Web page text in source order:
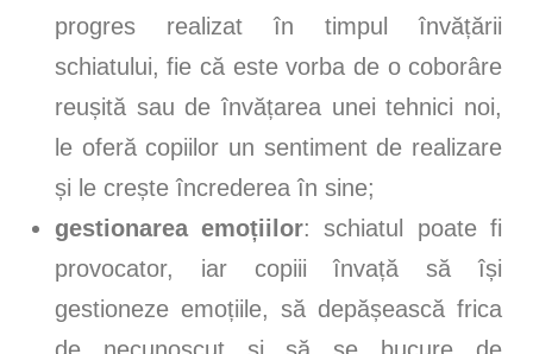
progres realizat în timpul învățării
schiatului, fie că este vorba de o coborâre
reușită sau de învățarea unei tehnici noi,
le oferă copiilor un sentiment de realizare
și le crește încrederea în sine;
gestionarea emoțiilor: schiatul poate fi
provocator, iar copiii învață să își
gestioneze emoțiile, să depășească frica